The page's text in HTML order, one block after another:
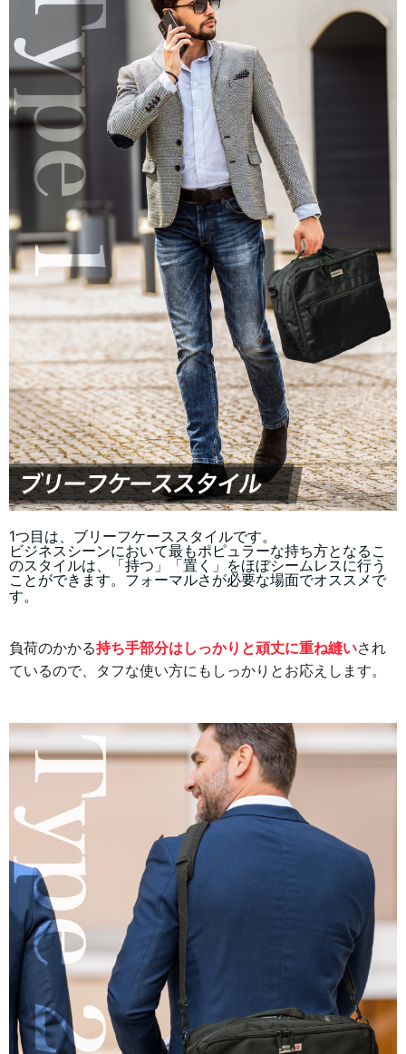
1つ目は、ブリーフケーススタイルです。
ビジネスシーンにおいて最もポピュラーな持ち方となるこ
のスタイルは、「持つ」「置く」をほぼシームレスに行う
ことができます。フォーマルさが必要な場面でオススメで
す。
負荷のかかる持ち手部分はしっかりと頑丈に重ね縫いされ
ているので、タフな使い方にもしっかりとお応えします。